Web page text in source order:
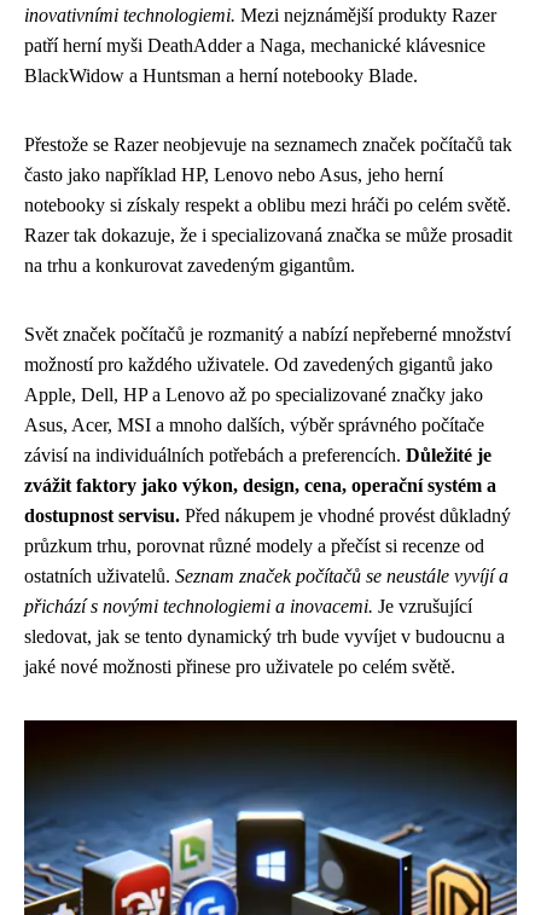
inovativními technologiemi. Mezi nejznámější produkty Razer
patří herní myši DeathAdder a Naga, mechanické klávesnice
BlackWidow a Huntsman a herní notebooky Blade.
Přestože se Razer neobjevuje na seznamech značek počítačů tak
často jako například HP, Lenovo nebo Asus, jeho herní
notebooky si získaly respekt a oblibu mezi hráči po celém světě.
Razer tak dokazuje, že i specializovaná značka se může prosadit
na trhu a konkurovat zavedeným gigantům.
Svět značek počítačů je rozmanitý a nabízí nepřeberné množství
možností pro každého uživatele. Od zavedených gigantů jako
Apple, Dell, HP a Lenovo až po specializované značky jako
Asus, Acer, MSI a mnoho dalších, výběr správného počítače
závisí na individuálních potřebách a preferencích. Důležité je
zvážit faktory jako výkon, design, cena, operační systém a
dostupnost servisu. Před nákupem je vhodné provést důkladný
průzkum trhu, porovnat různé modely a přečíst si recenze od
ostatních uživatelů. Seznam značek počítačů se neustále vyvíjí a
přichází s novými technologiemi a inovacemi. Je vzrušující
sledovat, jak se tento dynamický trh bude vyvíjet v budoucnu a
jaké nové možnosti přinese pro uživatele po celém světě.